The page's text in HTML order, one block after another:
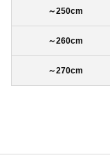
～250cm
～260cm
～270cm